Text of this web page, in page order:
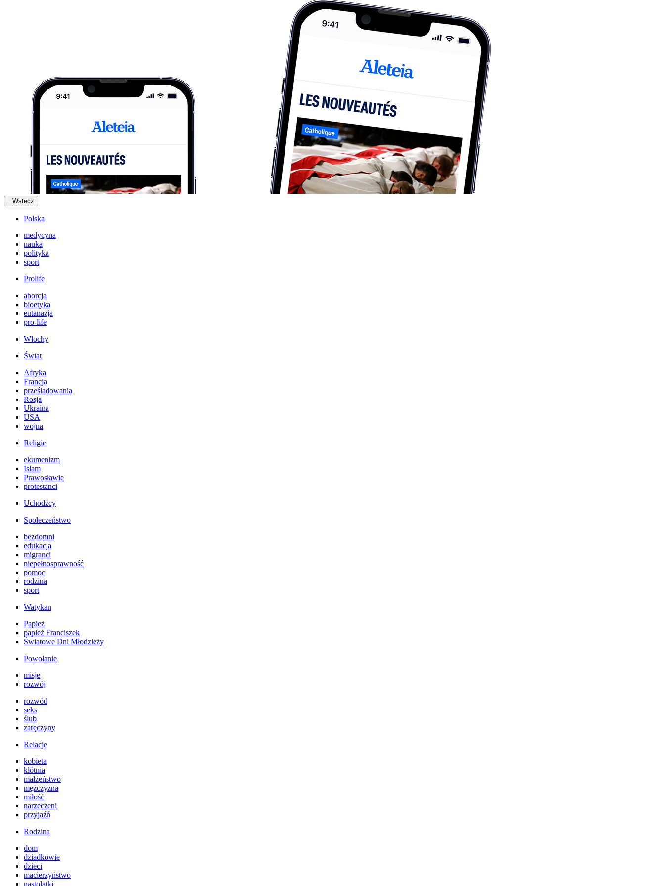
Wstecz
Polska
medycyna
nauka
polityka
sport
Prolife
aborcja
bioetyka
eutanazja
pro-life
Włochy
Świat
Afryka
Francja
prześladowania
Rosja
Ukraina
USA
wojna
Religie
ekumenizm
Islam
Prawosławie
protestanci
Uchodźcy
Społeczeństwo
bezdomni
edukacja
migranci
niepełnosprawność
pomoc
rodzina
sport
Watykan
Papież
papież Franciszek
Światowe Dni Młodzieży
Powołanie
misje
rozwój
rozwód
seks
ślub
zaręczyny
Relacje
kobieta
kłótnia
małżeństwo
mężczyzna
miłość
narzeczeni
przyjaźń
Rodzina
dom
dziadkowie
dzieci
macierzyństwo
nastolatki